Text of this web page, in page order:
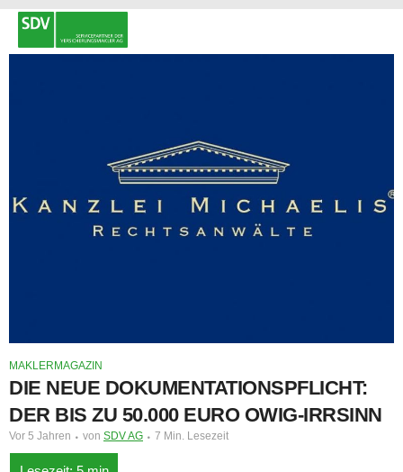
MAKLERMAGAZIN
DIE NEUE DOKUMENTATIONSPFLICHT:
DER BIS ZU 50.000 EURO OWIG-IRRSINN
Vor 5 Jahren von SDV AG 7 Min. Lesezeit